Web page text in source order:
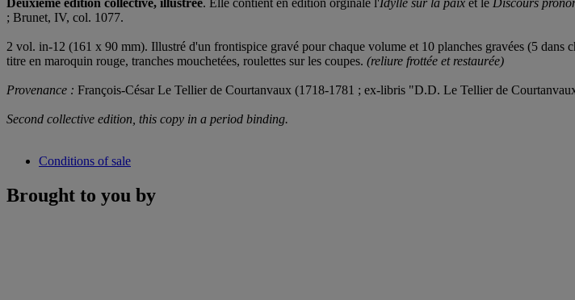
; Brunet, IV, col. 1077.
2 vol. in-12 (161 x 90 mm). Illustré d'un frontispice gravé pour chaque volume et 10 planches gravées (5 dans
titre en maroquin rouge, tranches mouchetées, roulettes sur les coupes. (reliure frottée et restaurée)
Provenance : François-César Le Tellier de Courtanvaux (1718-1781 ; ex-libris "D.D. Le Tellier de
Second collective edition, this copy in a period binding.
Conditions of sale
Brought to you by